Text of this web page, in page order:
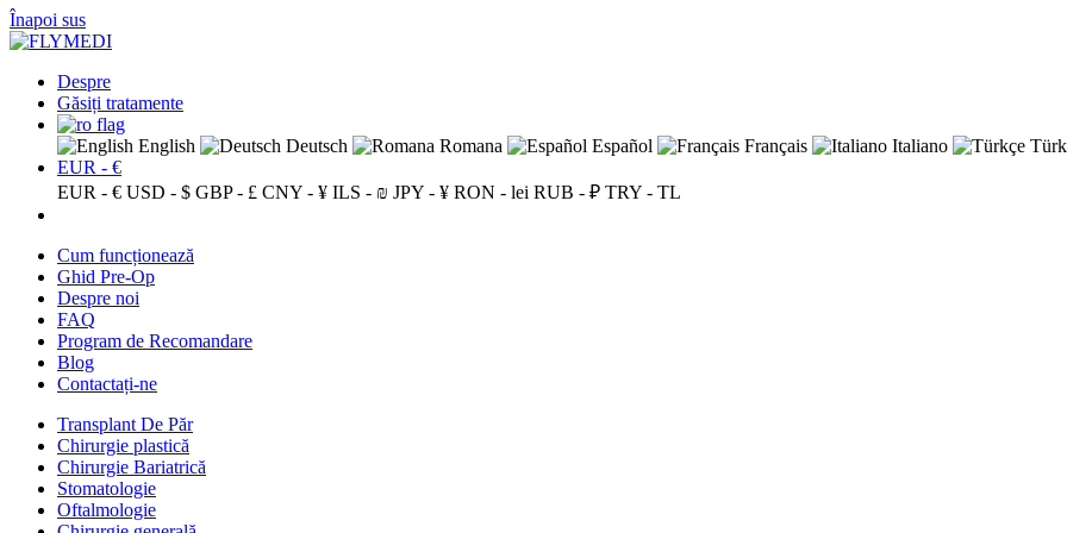
Înapoi sus
Despre
Găsiți tratamente
English Deutsch Romana Español Français Italiano
EUR - €
EUR - € USD - $ GBP - £ CNY - ¥ ILS - ₪ JPY - ¥ RON - lei RUB - ₽ TRY - TL
Cum funcționează
Ghid Pre-Op
Despre noi
FAQ
Program de Recomandare
Blog
Contactați-ne
Transplant De Păr
Chirurgie plastică
Chirurgie Bariatrică
Stomatologie
Oftalmologie